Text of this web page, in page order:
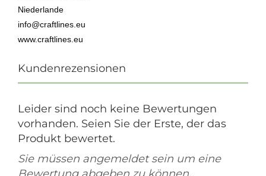
Niederlande
info@craftlines.eu
www.craftlines.eu
Kundenrezensionen
Leider sind noch keine Bewertungen
vorhanden. Seien Sie der Erste, der das
Produkt bewertet.
Sie müssen angemeldet sein um eine